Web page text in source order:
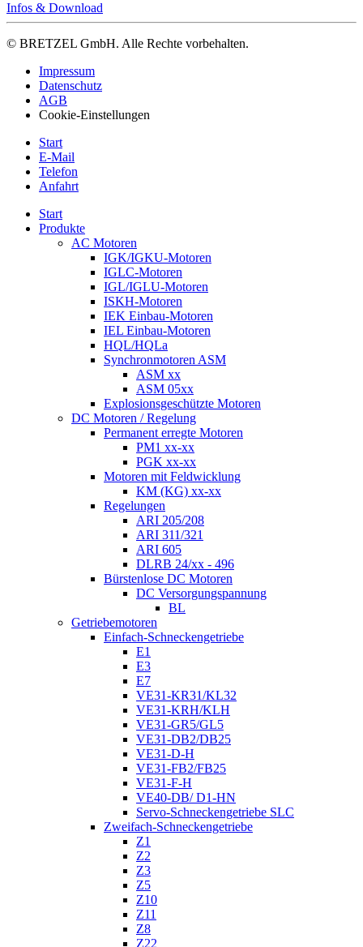
Infos & Download
© BRETZEL GmbH. Alle Rechte vorbehalten.
Impressum
Datenschutz
AGB
Cookie-Einstellungen
Start
E-Mail
Telefon
Anfahrt
Start
Produkte
AC Motoren
IGK/IGKU-Motoren
IGLC-Motoren
IGL/IGLU-Motoren
ISKH-Motoren
IEK Einbau-Motoren
IEL Einbau-Motoren
HQL/HQLa
Synchronmotoren ASM
ASM xx
ASM 05xx
Explosionsgeschützte Motoren
DC Motoren / Regelung
Permanent erregte Motoren
PM1 xx-xx
PGK xx-xx
Motoren mit Feldwicklung
KM (KG) xx-xx
Regelungen
ARI 205/208
ARI 311/321
ARI 605
DLRB 24/xx - 496
Bürstenlose DC Motoren
DC Versorgungspannung
BL
Getriebemotoren
Einfach-Schneckengetriebe
E1
E3
E7
VE31-KR31/KL32
VE31-KRH/KLH
VE31-GR5/GL5
VE31-DB2/DB25
VE31-D-H
VE31-FB2/FB25
VE31-F-H
VE40-DB/ D1-HN
Servo-Schneckengetriebe SLC
Zweifach-Schneckengetriebe
Z1
Z2
Z3
Z5
Z10
Z11
Z8
Z22